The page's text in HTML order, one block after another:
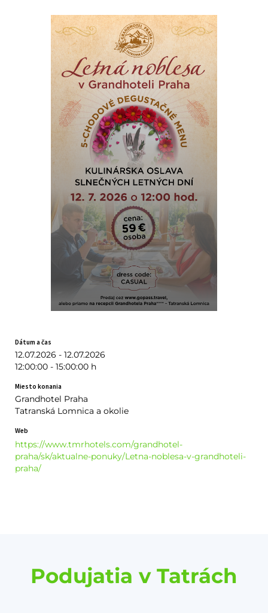
Dátum a čas
12.07.2026 - 12.07.2026
12:00:00 - 15:00:00 h
Miesto konania
Grandhotel Praha
Tatranská Lomnica a okolie
Web
https://www.tmrhotels.com/grandhotel-
praha/sk/aktualne-ponuky/Letna-noblesa-v-grandhoteli-
praha/
Podujatia v Tatrách